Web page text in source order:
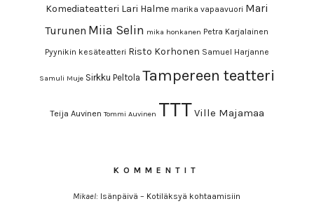
Komediateatteri Lari Halme marika vapaavuori Mari
Turunen Miia Selin mika honkanen Petra Karjalainen
Pyynikin kesäteatteri Risto Korhonen Samuel Harjanne
Samuli Muje Sirkku Peltola Tampereen teatteri
Teija Auvinen Tommi Auvinen TTTVille Majamaa
KOMMENTIT
Mikael: Isänpäivä – Kotiläksyä kohtaamisiin